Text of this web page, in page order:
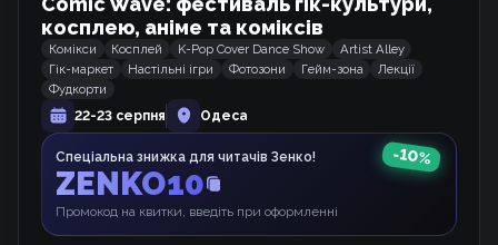
Манхва
Штормове попередження
Манхва
Поганий друг
Манхва
косплею, аніме та коміксів
Комікси Косплей K-Pop Cover Dance Show
Artist Alley
Гік-маркет
Настільні ігри Фотозони Гейм-зона
Лекції
Фудкорти
22-23 серпня
Одеса
Спеціальна знижка для читачів Зенко!
ZENKO10
Промокод на квитки, введіть при оформленні
-10%